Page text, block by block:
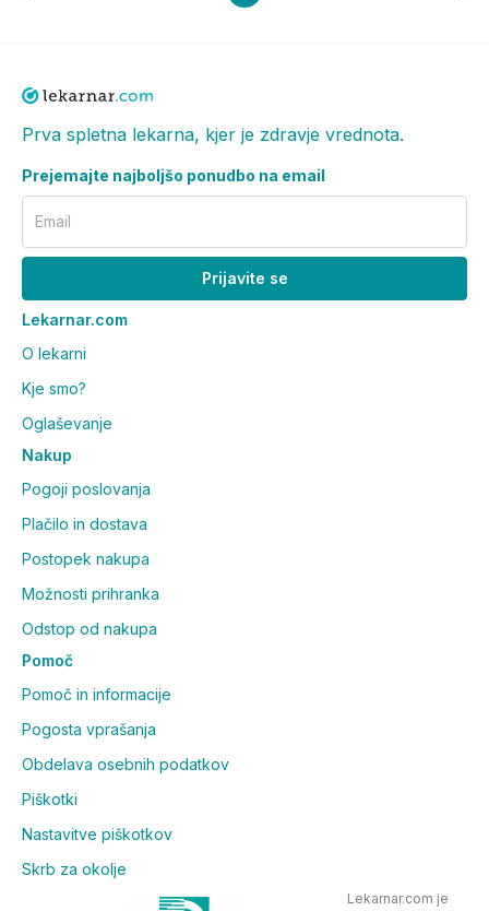
Prva spletna lekarna, kjer je zdravje vrednota.
Prejemajte najboljšo ponudbo na email
Email
Prijavite se
Lekarnar.com
O lekarni
Kje smo?
Oglaševanje
Nakup
Pogoji poslovanja
Plačilo in dostava
Postopek nakupa
Možnosti prihranka
Odstop od nakupa
Pomoč
Pomoč in informacije
Pogosta vprašanja
Obdelava osebnih podatkov
Piškotki
Nastavitve piškotkov
Skrb za okolje
Lekarnar.com je